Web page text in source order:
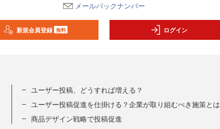
メールバックナンバー
新規会員登録 無料 ログイン
ユーザー投稿、どうすれば増える？
ユーザー投稿促進を仕掛ける？企業が取り組むべき施策とは
商品デザイン戦略で投稿促進